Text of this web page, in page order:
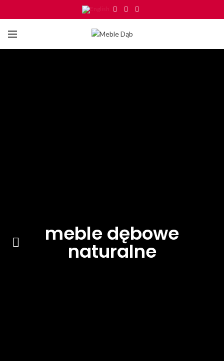
meble dębowe
naturalne